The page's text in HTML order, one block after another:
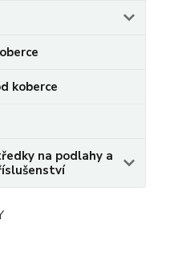
koberce
na podlahy a